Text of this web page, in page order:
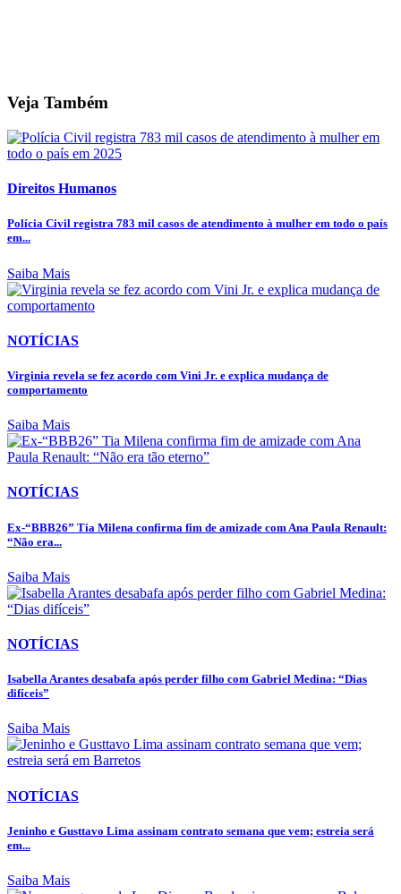
Veja Também
Direitos Humanos
Polícia Civil registra 783 mil casos de atendimento à mulher em todo o país
em...
Saiba Mais
NOTÍCIAS
Virginia revela se fez acordo com Vini Jr. e explica mudança de
comportamento
Saiba Mais
NOTÍCIAS
Ex-“BBB26” Tia Milena confirma fim de amizade com Ana Paula Renault:
“Não era...
Saiba Mais
NOTÍCIAS
Isabella Arantes desabafa após perder filho com Gabriel Medina: “Dias
difíceis”
Saiba Mais
NOTÍCIAS
Jeninho e Gusttavo Lima assinam contrato semana que vem; estreia será
em...
Saiba Mais